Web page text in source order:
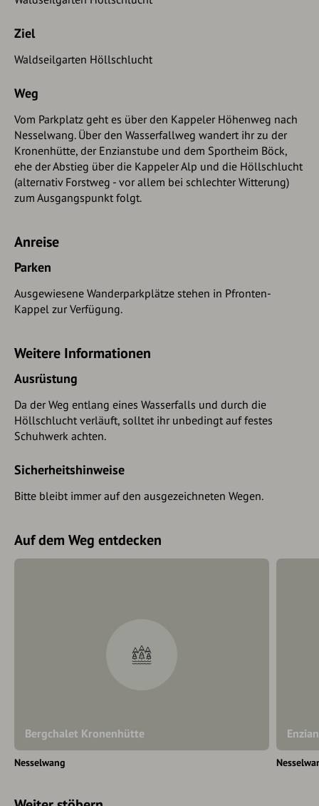
Ziel
Waldseilgarten Höllschlucht
Weg
Vom Parkplatz geht es über den Kappeler Höhenweg nach
Nesselwang. Über den Wasserfallweg wandert ihr zu der
Kronenhütte, der Enzianstube und dem Sportheim Böck,
ehe der Abstieg über die Kappeler Alp und die Höllschlucht
(alternativ Forstweg - vor allem bei schlechter Witterung)
zum Ausgangspunkt folgt.
Anreise
Parken
Ausgewiesene Wanderparkplätze stehen in Pfronten-
Kappel zur Verfügung.
Weitere Informationen
Ausrüstung
Da der Weg entlang eines Wasserfalls und durch die
Höllschlucht verläuft, solltet ihr unbedingt auf festes
Schuhwerk achten.
Sicherheitshinweise
Bitte bleibt immer auf den ausgezeichneten Wegen.
Auf dem Weg entdecken
Bergchalet Kronenhütte
Nesselwang